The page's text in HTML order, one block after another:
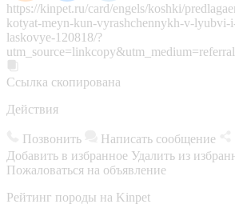
https://kinpet.ru/card/engels/koshki/
kotyat-meyn-kun-vyrashchennykh-v-lyubvi-
laskovye-120818/?
Ссылка скопирована
Действия
Позвонить Написать сообщение
Добавить в избранное Удалить из
Пожаловаться на объявление
Рейтинг породы на Kinpet